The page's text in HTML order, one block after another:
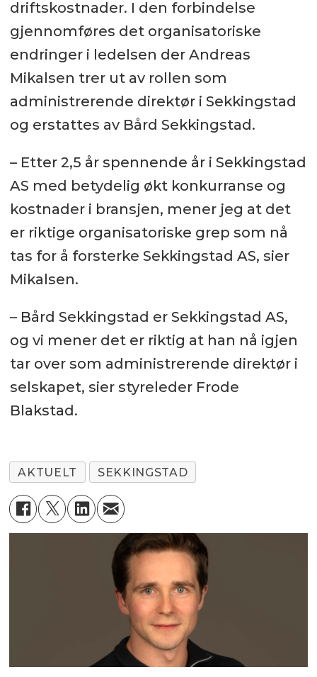
driftskostnader. I den forbindelse
gjennomføres det organisatoriske
endringer i ledelsen der Andreas
Mikalsen trer ut av rollen som
administrerende direktør i Sekkingstad
og erstattes av Bård Sekkingstad.
– Etter 2,5 år spennende år i Sekkingstad
AS med betydelig økt konkurranse og
kostnader i bransjen, mener jeg at det
er riktige organisatoriske grep som nå
tas for å forsterke Sekkingstad AS, sier
Mikalsen.
– Bård Sekkingstad er Sekkingstad AS,
og vi mener det er riktig at han nå igjen
tar over som administrerende direktør i
selskapet, sier styreleder Frode
Blakstad.
AKTUELT SEKKINGSTAD